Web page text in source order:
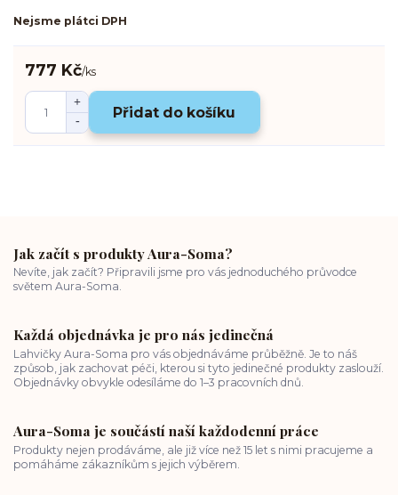
Nejsme plátci DPH
777 Kč/ks
Přidat do košíku
Jak začít s produkty Aura-Soma?
Nevíte, jak začít? Připravili jsme pro vás jednoduchého průvodce
světem Aura-Soma.
Každá objednávka je pro nás jedinečná
Lahvičky Aura-Soma pro vás objednáváme průběžně. Je to náš
způsob, jak zachovat péči, kterou si tyto jedinečné produkty zaslouží.
Objednávky obvykle odesíláme do 1–3 pracovních dnů.
Aura-Soma je součástí naší každodenní práce
Produkty nejen prodáváme, ale již více než 15 let s nimi pracujeme a
pomáháme zákazníkům s jejich výběrem.